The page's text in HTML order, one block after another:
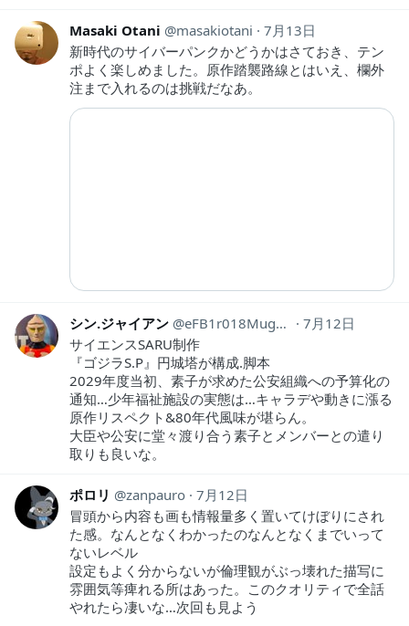
Masaki Otani masakiotani
7月13日
新時代のサイバーパンクかどうかはさておき、テン
ポよく楽しめました。原作踏襲路線とはいえ、欄外
注まで入れるのは挑戦だなあ。
シン.ジャイアン eFB1r018Mugu301
7月12日
サイエンスSARU制作
『ゴジラS.P』円城塔が構成.脚本
2029年度当初、素子が求めた公安組織への予算化の
通知…少年福祉施設の実態は…キャラデや動きに漲る
原作リスペクト&80年代風味が堪らん。
大臣や公安に堂々渡り合う素子とメンバーとの遣り
取りも良いな。
ポロリ zanpauro 7月12日
冒頭から内容も画も情報量多く置いてけぼりにされ
た感。なんとなくわかったのなんとなくまでいって
ないレベル
設定もよく分からないが倫理観がぶっ壊れた描写に
雰囲気等痺れる所はあった。このクオリティで全話
やれたら凄いな…次回も見よう